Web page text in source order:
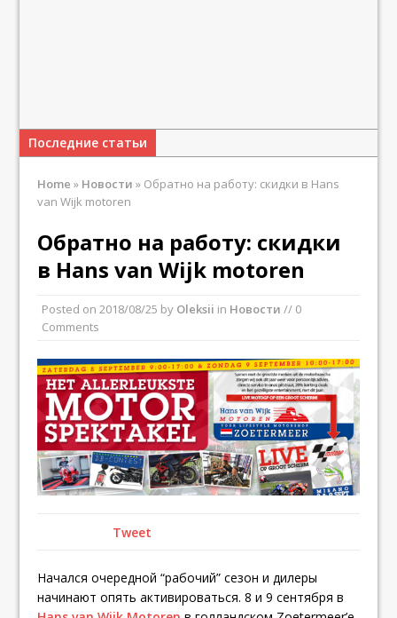
Последние статьи
Home » Новости » Обратно на работу: скидки в Hans
van Wijk motoren
Обратно на работу: скидки
в Hans van Wijk motoren
Posted on 2018/08/25 by Oleksii in Новости // 0
Comments
Tweet
Начался очередной “рабочий” сезон и дилеры
начинают опять активироваться. 8 и 9 сентября в